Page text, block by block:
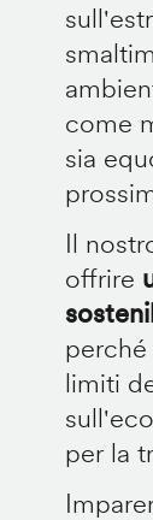
come
sia
Il
offrire
perché
limiti
per la